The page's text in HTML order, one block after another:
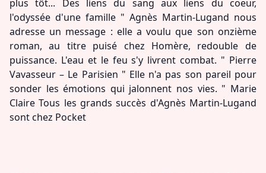
plus tôt... Des liens du sang aux liens du coeur,
l'odyssée d'une famille " Agnès Martin-Lugand nous
adresse un message : elle a voulu que son onzième
roman, au titre puisé chez Homère, redouble de
puissance. L'eau et le feu s'y livrent combat. " Pierre
Vavasseur – Le Parisien " Elle n'a pas son pareil pour
sonder les émotions qui jalonnent nos vies. " Marie
Claire Tous les grands succès d'Agnès Martin-Lugand
sont chez Pocket